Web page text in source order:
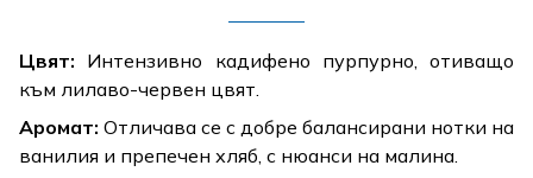
Цвят: Интензивно кадифено пурпурно, отиващо
към лилаво-червен цвят.
Аромат: Отличава се с добре балансирани нотки на
ванилия и препечен хляб, с нюанси на малина.